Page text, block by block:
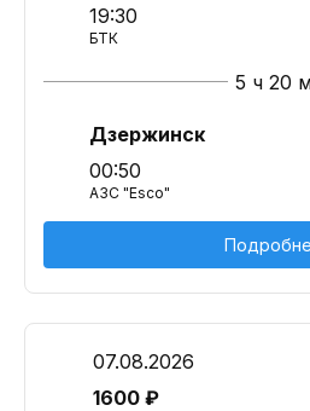
19:30
БТК
5 ч 20
Дзержинск
00:50
АЗС "Esco"
07.08.2026
1600 ₽